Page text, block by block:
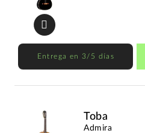
Entrega en 3/5 días
Toba
Admira